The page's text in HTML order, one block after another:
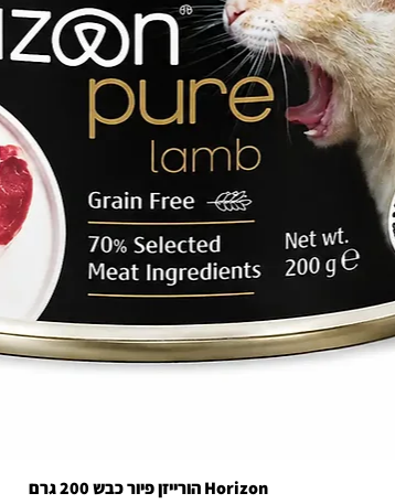
Horizon הורייזן פיור כבש 200 גרם